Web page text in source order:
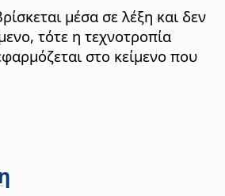
μέσα σε λέξη και δεν
τότε η τεχνοτροπία
στο κείμενο που